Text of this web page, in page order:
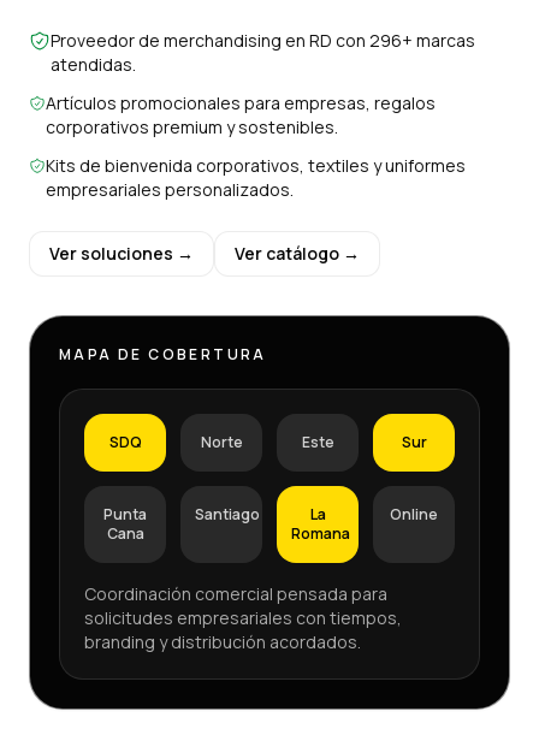
Proveedor de merchandising en RD con 296+ marcas
atendidas.
Artículos promocionales para empresas, regalos
corporativos premium y sostenibles.
Kits de bienvenida corporativos, textiles y uniformes
empresariales personalizados.
Ver soluciones → Ver catálogo →
MAPA DE COBERTURA
SDQ Norte Este Sur
Punta
Cana
Santiago
La
Romana
Online
Coordinación comercial pensada para
solicitudes empresariales con tiempos,
branding y distribución acordados.